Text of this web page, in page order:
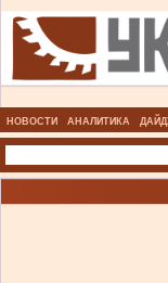
НОВОСТИ АНАЛИТИКА